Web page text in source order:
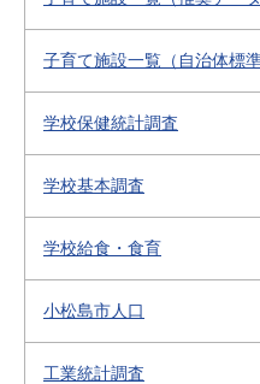
子育て施設一覧（自治体標
学校保健統計調査
学校基本調査
学校給食・食育
小松島市人口
工業統計調査